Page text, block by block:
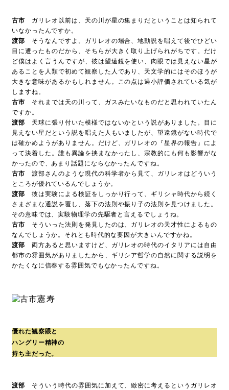
古市 ガリレオ以前は、天の川が星の集まりだということは知られて
いなかったんですか。
渡部 そうなんですよ。ガリレオの場合、地動説を唱えて後でひどい
目に遭ったものだから、そちらが大きく取り上げられがちです。だけ
ど僕はよく言うんですが、彼は望遠鏡を使い、肉眼では見えない星が
あることを人類で初めて観察した人であり、天文学的にはそのほうが
大きな意味があるかもしれません。この点は過小評価されている気が
しますね。
古市 それまでは天の川って、ガスみたいなものだと思われていたん
ですか。
渡部 天球に張り付いた模様ではないかという説がありました。目に
見えない星だという説を唱えた人もいましたが、望遠鏡がない時代で
は確かめようがありません。だけど、ガリレオの『星界の報告』によ
って決着した。誰も異論を挟まなかったし、宗教的にも何も影響がな
かったので、あまり話題にならなかったんですね。
古市 渡部さんのような現代の科学者から見て、ガリレオはどういう
ところが優れているんでしょうか。
渡部 彼は実験による検証をしっかり行って、ギリシャ時代から続く
さまざまな通説を覆し、落下の法則や振り子の法則を見つけました。
その意味では、実験物理学の先駆者と言えるでしょうね。
古市 そういった法則を発見したのは、ガリレオの天才性によるもの
なんでしょうか。それとも時代的な要因が大きいんですかね。
渡部 両方あると思いますけど、ガリレオの時代のイタリアには自由
都市の雰囲気がありましたから、ギリシア哲学の自然に関する説明を
かたくなに信奉する雰囲気でもなかったんですね。
優れた観察眼と
ハングリー精神の
持ち主だった。
渡部 そういう時代の雰囲気に加えて、緻密に考えるというガリレオ